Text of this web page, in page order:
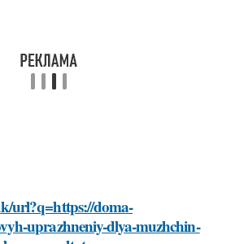
url?q=https://doma-
uprazhneniy-dlya-muzhchin-